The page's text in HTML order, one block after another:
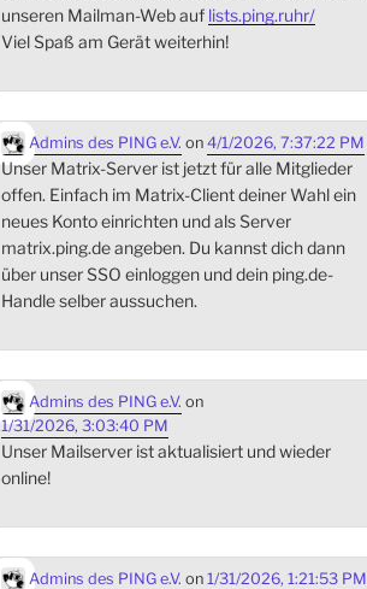
unseren Mailman-Web auf lists.ping.ruhr/
Viel Spaß am Gerät weiterhin!
Admins des PING e.V. on 4/1/2026, 7:37:22 PM
Unser Matrix-Server ist jetzt für alle Mitglieder
offen. Einfach im Matrix-Client deiner Wahl ein
neues Konto einrichten und als Server
matrix.ping.de angeben. Du kannst dich dann
über unser SSO einloggen und dein ping.de-
Handle selber aussuchen.
Admins des PING e.V. on
1/31/2026, 3:03:40 PM
Unser Mailserver ist aktualisiert und wieder
online!
Admins des PING e.V. on 1/31/2026, 1:21:53 PM